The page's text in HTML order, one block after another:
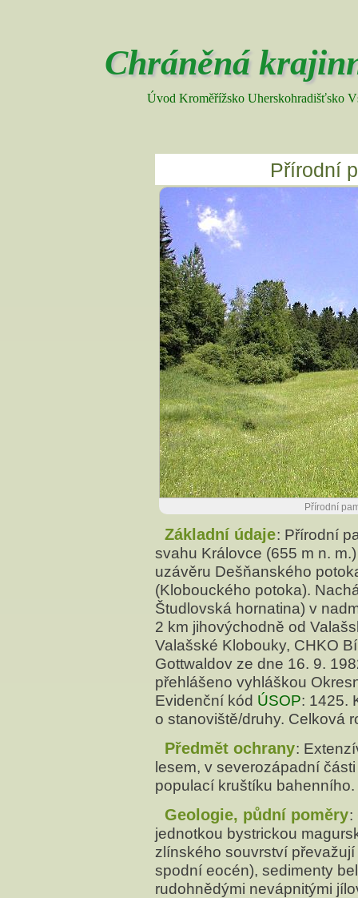
Chráněná
Úvod Kroměřížsko Uherskohradišťsko
Přírodní
Přírodní
Základní údaje: Přírodní
svahu Královce (655 m n.
uzávěru Dešňanského
(Klobouckého potoka).
Študlovská hornatina) v
2 km jihovýchodně od
Valašské Klobouky, CHKO
Gottwaldov ze dne 16. 9.
přehlášeno vyhláškou
Evidenční kód ÚSOP: 1425.
o stanoviště/druhy. Celková
Předmět ochrany:
lesem, v severozápadní
populací kruštíku bahenního.
Geologie, půdní poměry:
jednotkou bystrickou
zlínského souvrství
spodní eocén), sedimenty
rudohnědými nevápnitými